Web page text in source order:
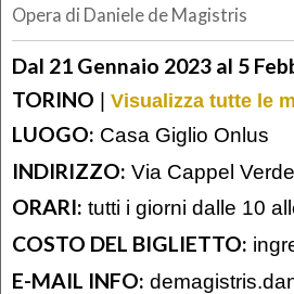
Opera di Daniele de Magistris
Dal 21 Gennaio 2023 al 5
TORINO | Visualizza tutte le
LUOGO: Casa Giglio Onlus
INDIRIZZO: Via Cappel
ORARI: tutti i giorni dalle 10
COSTO DEL BIGLIETTO:
E-MAIL INFO: